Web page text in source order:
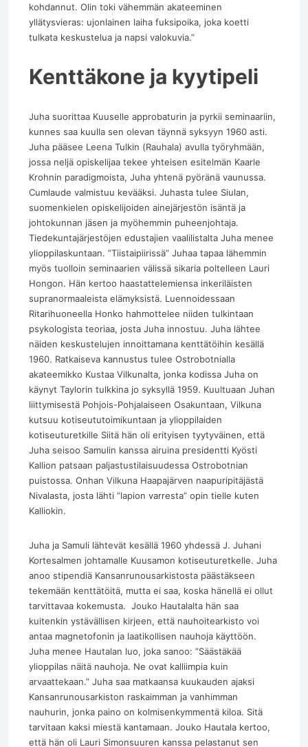
kohdannut. Olin toki vähemmän akateeminen
yllätysvieras: ujonlainen laiha fuksipoika, joka koetti
tulkata keskustelua ja napsi valokuvia.”
Kenttäkone ja kyytipeli
Juha suorittaa Kuuselle approbaturin ja pyrkii seminaariin,
kunnes saa kuulla sen olevan täynnä syksyyn 1960 asti.
Juha pääsee Leena Tulkin (Rauhala) avulla työryhmään,
jossa neljä opiskelijaa tekee yhteisen esitelmän Kaarle
Krohnin paradigmoista, Juha yhtenä pyöränä vaunussa.
Cumlaude valmistuu kevääksi. Juhasta tulee Siulan,
suomenkielen opiskelijoiden ainejärjestön isäntä ja
johtokunnan jäsen ja myöhemmin puheenjohtaja.
Tiedekuntajärjestöjen edustajien vaalilistalta Juha menee
ylioppilaskuntaan. ”Tiistaipiirissä” Juhaa tapaa lähemmin
myös tuolloin seminaarien välissä sikaria poltelleen Lauri
Hongon. Hän kertoo haastattelemiensa inkeriläisten
supranormaaleista elämyksistä. Luennoidessaan
Ritarihuoneella Honko hahmottelee niiden tulkintaan
psykologista teoriaa, josta Juha innostuu. Juha lähtee
näiden keskustelujen innoittamana kenttätöihin kesällä
1960. Ratkaiseva kannustus tulee Ostrobotnialla
akateemikko Kustaa Vilkunalta, jonka kodissa Juha on
käynyt Taylorin tulkkina jo syksyllä 1959. Kuultuaan Juhan
liittymisestä Pohjois-Pohjalaiseen Osakuntaan, Vilkuna
kutsuu kotiseututoimikuntaan ja ylioppilaiden
kotiseuturetkille Siitä hän oli erityisen tyytyväinen, että
Juha seisoo Samulin kanssa airuina presidentti Kyösti
Kallion patsaan paljastustilaisuudessa Ostrobotnian
puistossa. Onhan Vilkuna Haapajärven naapuripitäjästä
Nivalasta, josta lähti ”lapion varresta” opin tielle kuten
Kalliokin.
Juha ja Samuli lähtevät kesällä 1960 yhdessä J. Juhani
Kortesalmen johtamalle Kuusamon kotiseuturetkelle. Juha
anoo stipendiä Kansanrunousarkistosta päästäkseen
tekemään kenttätöitä, mutta ei saa, koska hänellä ei ollut
tarvittavaa kokemusta. Jouko Hautalalta hän saa
kuitenkin ystävällisen kirjeen, että nauhoitearkisto voi
antaa magnetofonin ja laatikollisen nauhoja käyttöön.
Juha menee Hautalan luo, joka sanoo: ”Säästäkää
ylioppilas näitä nauhoja. Ne ovat kalliimpia kuin
arvaattekaan.” Juha saa matkaansa kuukauden ajaksi
Kansanrunousarkiston raskaimman ja vanhimman
nauhurin, jonka paino on kolmisenkymmentä kiloa. Sitä
tarvitaan kaksi miestä kantamaan. Jouko Hautala kertoo,
että hän oli Lauri Simonsuuren kanssa pelastanut sen